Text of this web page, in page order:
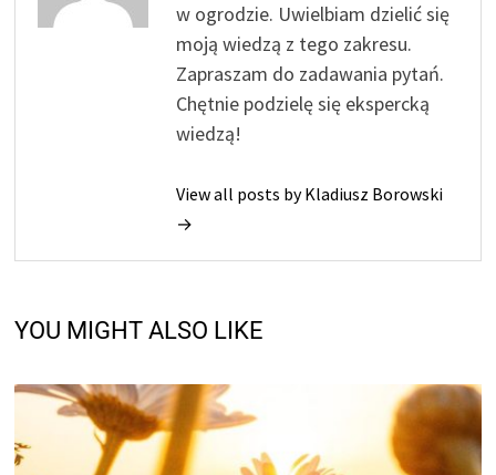
w ogrodzie. Uwielbiam dzielić się
moją wiedzą z tego zakresu.
Zapraszam do zadawania pytań.
Chętnie podzielę się ekspercką
wiedzą!
View all posts by Kladiusz Borowski
→
YOU MIGHT ALSO LIKE